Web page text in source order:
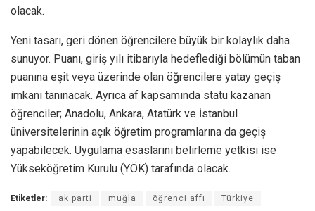
olacak.
Yeni tasarı, geri dönen öğrencilere büyük bir kolaylık daha
sunuyor. Puanı, giriş yılı itibarıyla hedeflediği bölümün taban
puanına eşit veya üzerinde olan öğrencilere yatay geçiş
imkanı tanınacak. Ayrıca af kapsamında statü kazanan
öğrenciler; Anadolu, Ankara, Atatürk ve İstanbul
üniversitelerinin açık öğretim programlarına da geçiş
yapabilecek. Uygulama esaslarını belirleme yetkisi ise
Yükseköğretim Kurulu (YÖK) tarafında olacak.
Etiketler: ak parti muğla öğrenci affı Türkiye